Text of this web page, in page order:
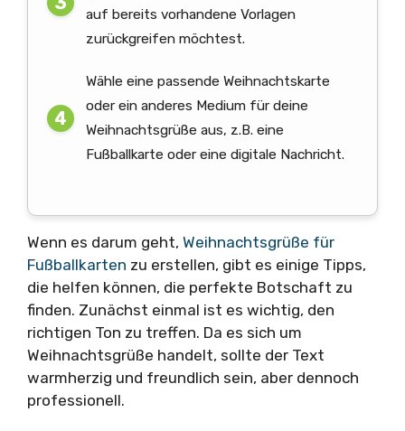
auf bereits vorhandene Vorlagen
zurückgreifen möchtest.
Wähle eine passende Weihnachtskarte
oder ein anderes Medium für deine
Weihnachtsgrüße aus, z.B. eine
Fußballkarte oder eine digitale Nachricht.
Wenn es darum geht, Weihnachtsgrüße für
Fußballkarten zu erstellen, gibt es einige Tipps,
die helfen können, die perfekte Botschaft zu
finden. Zunächst einmal ist es wichtig, den
richtigen Ton zu treffen. Da es sich um
Weihnachtsgrüße handelt, sollte der Text
warmherzig und freundlich sein, aber dennoch
professionell.